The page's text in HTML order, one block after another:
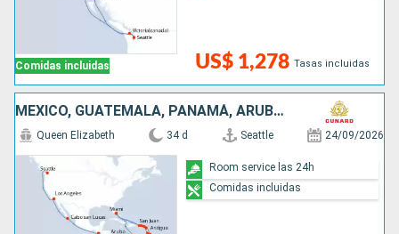
Comidas incluidas US$ 1,278 Tasas incluidas
MÉXICO, GUATEMALA, PANAMÁ, ARUBA, PUERTO RICO, ANTIGUA Y BARBUDA, SANTA LUCIA, BARBADOS, SAN MARTÍN, ESTADOS UNIDOS
Queen Elizabeth 34 d Seattle 24/09/2026
Room service las 24h
Comidas incluidas